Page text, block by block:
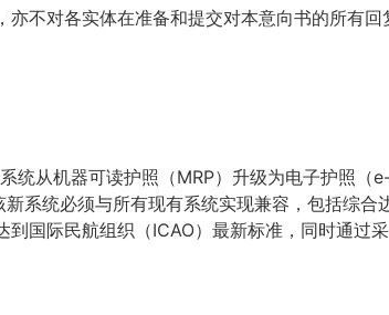
不对各实体在准备和提交对本意向书的所有回
统从机器可读护照（MRP）升级为电子护照（
系统必须与所有现有系统实现兼容，包括综合
国际民航组织（ICAO）最新标准，同时通过